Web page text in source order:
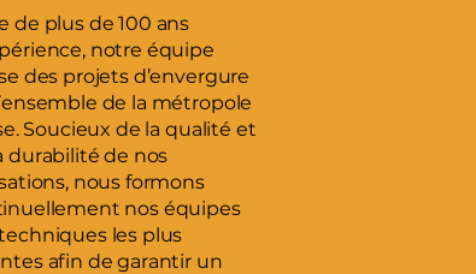
de plus de 100 ans
notre équipe
des projets d’envergure
de la métropole
Soucieux de la qualité et
durabilité de nos
nous formons
nos équipes
les plus
afin de garantir un